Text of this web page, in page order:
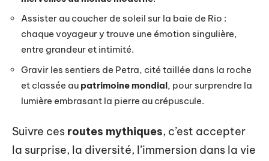
Assister au coucher de soleil sur la baie de Rio :
chaque voyageur y trouve une émotion singulière,
entre grandeur et intimité.
Gravir les sentiers de Petra, cité taillée dans la roche
et classée au patrimoine mondial, pour surprendre la
lumière embrasant la pierre au crépuscule.
Suivre ces routes mythiques, c’est accepter
la surprise, la diversité, l’immersion dans la vie